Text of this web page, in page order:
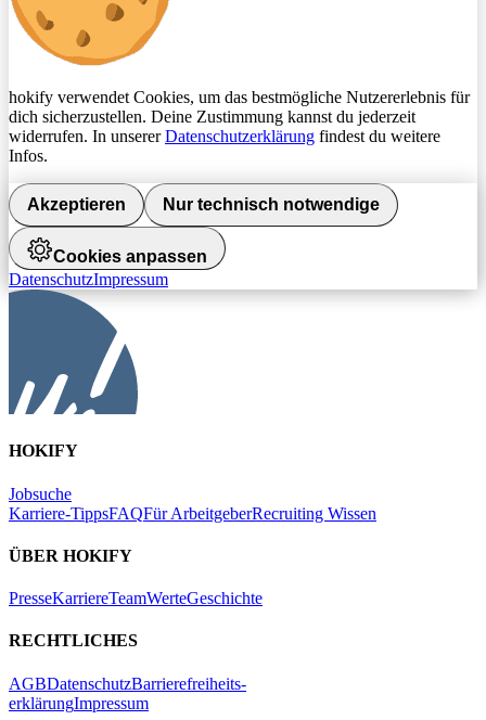
hokify verwendet Cookies, um das bestmögliche Nutzererlebnis für
dich sicherzustellen. Deine Zustimmung kannst du jederzeit
widerrufen. In unsererDatenschutzerklärung findest du weitere
Infos.
Akzeptieren Nur technisch notwendige
Cookies anpassen
DatenschutzImpressum
HOKIFY
Jobsuche
Karriere-TippsFAQFür ArbeitgeberRecruiting Wissen
ÜBER HOKIFY
PresseKarriereTeamWerteGeschichte
RECHTLICHES
AGBDatenschutzBarrierefreiheits-
erklärungImpressum